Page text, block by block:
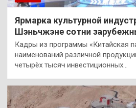
Ярмарка культурной
Шэньчжэне сотни
Кадры из программы «Китайская
наименований различной
четырёх тысяч инвестиционных…